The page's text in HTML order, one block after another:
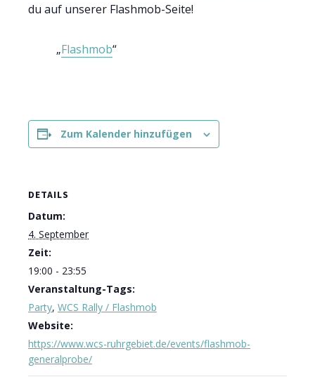
du auf unserer Flashmob-Seite!
Flashmob
Zum Kalender hinzufügen
DETAILS
Datum:
4. September
Zeit:
19:00 - 23:55
Veranstaltung-Tags:
Party, WCS Rally / Flashmob
Website:
https://www.wcs-ruhrgebiet.de/events/flashmob-
generalprobe/